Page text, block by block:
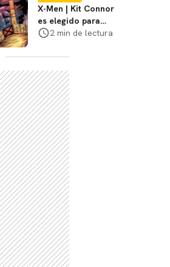
X-Men | Kit Connor
es elegido para
interpretar a
película
2 min de lectura